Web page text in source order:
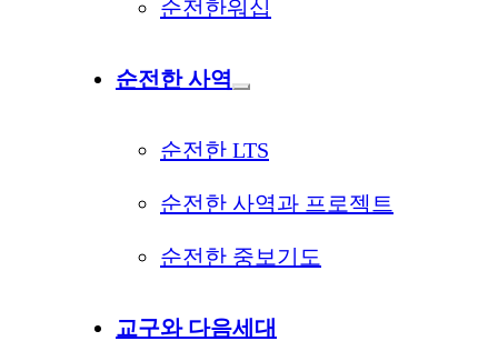
순전한워십
순전한 사역
순전한 LTS
순전한 사역과 프로젝트
순전한 중보기도
교구와 다음세대